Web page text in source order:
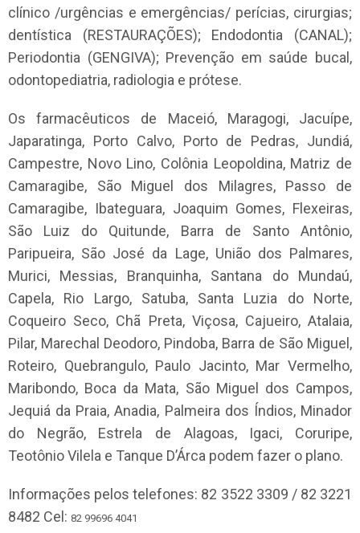
clínico /urgências e emergências/ perícias, cirurgias;
dentística (RESTAURAÇÕES); Endodontia (CANAL);
Periodontia (GENGIVA); Prevenção em saúde bucal,
odontopediatria, radiologia e prótese.
Os farmacêuticos de Maceió, Maragogi, Jacuípe,
Japaratinga, Porto Calvo, Porto de Pedras, Jundiá,
Campestre, Novo Lino, Colônia Leopoldina, Matriz de
Camaragibe, São Miguel dos Milagres, Passo de
Camaragibe, Ibateguara, Joaquim Gomes, Flexeiras,
São Luiz do Quitunde, Barra de Santo Antônio,
Paripueira, São José da Lage, União dos Palmares,
Murici, Messias, Branquinha, Santana do Mundaú,
Capela, Rio Largo, Satuba, Santa Luzia do Norte,
Coqueiro Seco, Chã Preta, Viçosa, Cajueiro, Atalaia,
Pilar, Marechal Deodoro, Pindoba, Barra de São Miguel,
Roteiro, Quebrangulo, Paulo Jacinto, Mar Vermelho,
Maribondo, Boca da Mata, São Miguel dos Campos,
Jequiá da Praia, Anadia, Palmeira dos Índios, Minador
do Negrão, Estrela de Alagoas, Igaci, Coruripe,
Teotônio Vilela e Tanque D’Árca podem fazer o plano.
Informações pelos telefones: 82 3522 3309 / 82 3221
8482 Cel: 82 99696 4041